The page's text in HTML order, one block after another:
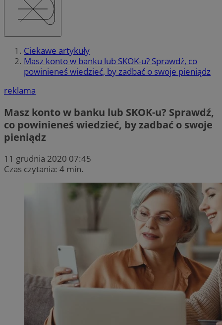
Ciekawe artykuły
Masz konto w banku lub SKOK-u? Sprawdź, co
powinieneś wiedzieć, by zadbać o swoje pieniądz
reklama
Masz konto w banku lub SKOK-u? Sprawdź,
co powinieneś wiedzieć, by zadbać o swoje
pieniądz
11 grudnia 2020 07:45
Czas czytania: 4 min.